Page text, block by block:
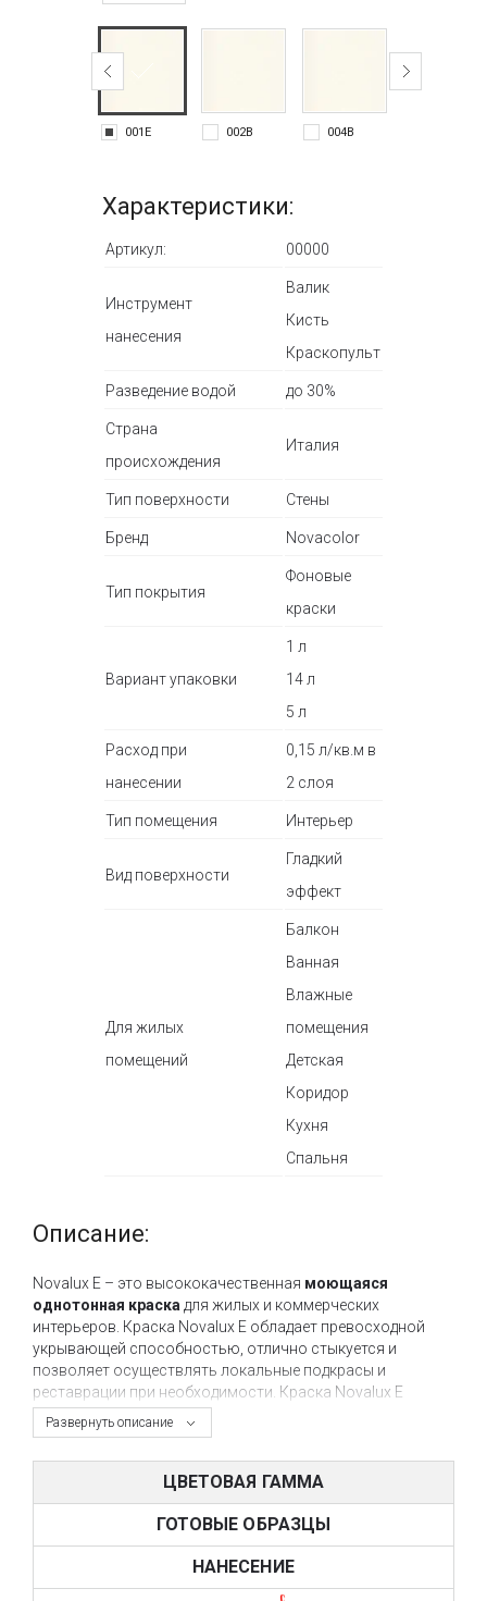
001E 002B 004B
Характеристики:
Артикул: 00000
Инструмент
нанесения
Валик
Кисть
Краскопульт
Разведение водой до 30%
Страна
происхождения
Италия
Тип поверхности Стены
Бренд Novacolor
Тип покрытия
Фоновые
краски
Вариант упаковки
1 л
14 л
5 л
Расход при
нанесении
0,15 л/кв.м в
2 слоя
Тип помещения Интерьер
Вид поверхности
Гладкий
эффект
Для жилых
помещений
Балкон
Ванная
Влажные
помещения
Детская
Коридор
Кухня
Спальня
Развернуть описание
Описание:
Novalux E – это высококачественная моющаяся
однотонная краска для жилых и коммерческих
интерьеров. Краска Novalux E обладает превосходной
укрывающей способностью, отлично стыкуется и
позволяет осуществлять локальные подкрасы и
реставрации при необходимости. Краска Novalux E
создана на основе сополимеров, эмульгированных в
воде и содержит в своем составе специальные
наполнители и пигменты, обеспечивающие хорошую
укрывистость при минимальной толщине слоя краски.
Благодаря своему составу, краска Novalux E
обеспечивает хорошие эксплуатационные
характеристики, паропроницаемость, стойкость к мытью
ЦВЕТОВАЯ ГАММА
ГОТОВЫЕ ОБРАЗЦЫ
НАНЕСЕНИЕ